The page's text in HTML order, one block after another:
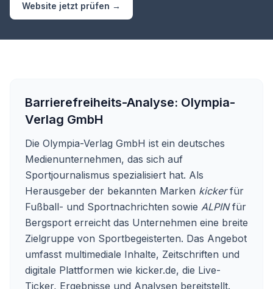
Website jetzt prüfen →
Barrierefreiheits-Analyse: Olympia-
Verlag GmbH
Die Olympia-Verlag GmbH ist ein deutsches
Medienunternehmen, das sich auf
Sportjournalismus spezialisiert hat. Als
Herausgeber der bekannten Marken kickerfür
Fußball- und Sportnachrichten sowie ALPINfür
Bergsport erreicht das Unternehmen eine breite
Zielgruppe von Sportbegeisterten. Das Angebot
umfasst multimediale Inhalte, Zeitschriften und
digitale Plattformen wie kicker.de, die Live-
Ticker, Ergebnisse und Analysen bereitstellt.